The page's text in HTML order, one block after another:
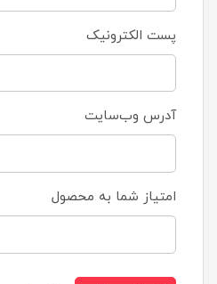
پست الکترونیک
آدرس وب‌سایت
امتیاز شما به محصول